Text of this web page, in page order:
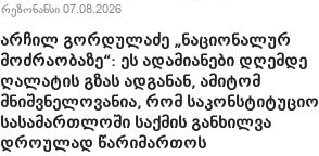
რეზონანსი 07.08.2026
არჩილ გორდულაძე „ნაციონალურ
მოძრაობაზე“: ეს ადამიანები დღემდე
ღალატის გზას ადგანან, ამიტომ
მნიშვნელოვანია, რომ საკონსტიტუციო
სასამართლოში საქმის განხილვა
დროულად წარიმართოს